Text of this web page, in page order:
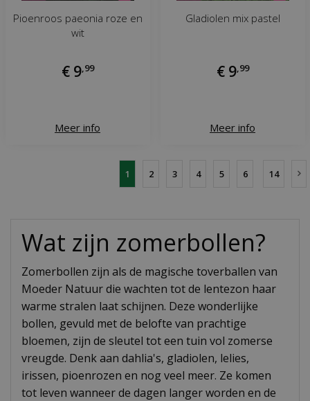
Pioenroos paeonia roze en
wit
€ 9, 99
Meer info
Gladiolen mix pastel
€ 9, 99
Meer info
1 2 3 4 5 6 14
Wat zijn zomerbollen?
Zomerbollen zijn als de magische toverballen van
Moeder Natuur die wachten tot de lentezon haar
warme stralen laat schijnen. Deze wonderlijke
bollen, gevuld met de belofte van prachtige
bloemen, zijn de sleutel tot een tuin vol zomerse
vreugde. Denk aan dahlia's, gladiolen, lelies,
irissen, pioenrozen en nog veel meer. Ze komen
tot leven wanneer de dagen langer worden en de